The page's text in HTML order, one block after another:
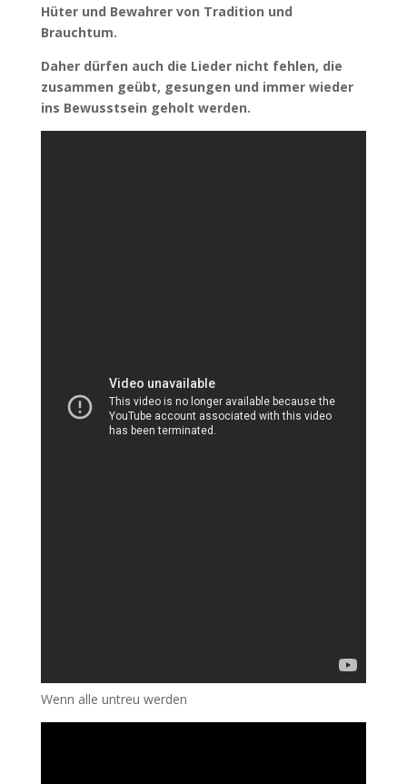
Hüter und Bewahrer von Tradition und
Brauchtum.
Daher dürfen auch die Lieder nicht fehlen, die
zusammen geübt, gesungen und immer wieder
ins Bewusstsein geholt werden.
Wenn alle untreu werden